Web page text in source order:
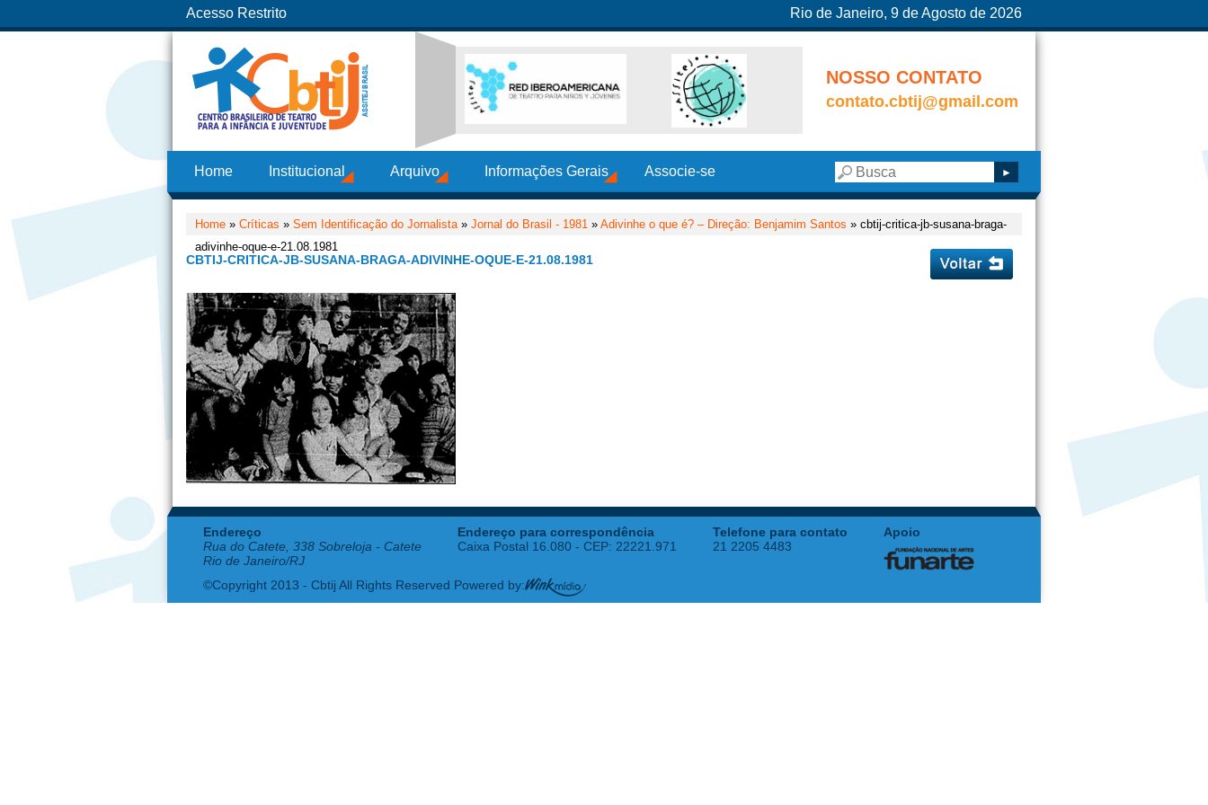
Acesso Restrito Rio de Janeiro, 9 de Agosto de 2026
NOSSO CONTATO
contato.cbtij@gmail.com
Home Institucional Arquivo Informações Gerais Associe-se
Home » Críticas » Sem Identificação do Jornalista» Jornal do Brasil - 1981 » Adivinhe o que é? – Direção: Benjamim Santos » cbtij-critica-jb-susana-braga-
adivinhe-oque-e-21.08.1981
CBTIJ-CRITICA-JB-SUSANA-BRAGA-ADIVINHE-OQUE-E-21.08.1981
Endereço
Rua do Catete, 338 Sobreloja - Catete
Rio de Janeiro/RJ
Endereço para correspondência
Caixa Postal 16.080 - CEP: 22221.971
Telefone para contato
21 2205 4483
Apoio
©Copyright 2013 - Cbtij All Rights Reserved Powered by: